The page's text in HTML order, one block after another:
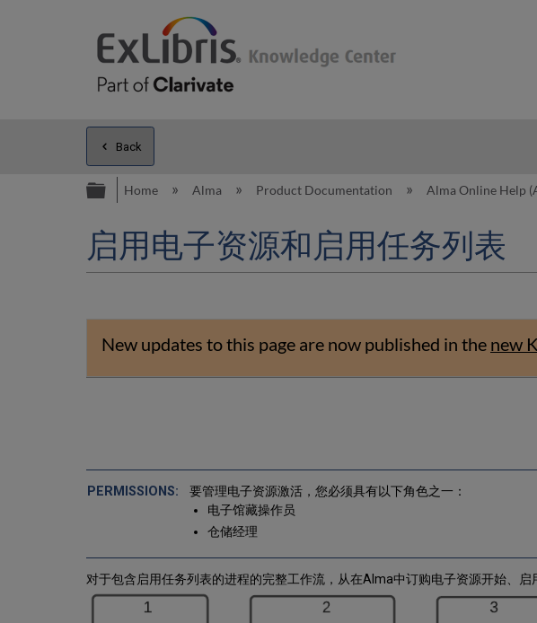
Back
Expand/collapse global hierarchy
Home Alma Product Documentation Alma Online Help
启用电子资源和启用任务列表
New updates to this page are now published in the new
要管理电子资源激活，您必须具有以下角色之一：
电子馆藏操作员
仓储经理
对于包含启用任务列表的进程的完整工作流，从在Alma中订购电子资源开始、